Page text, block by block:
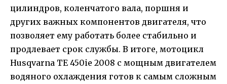
цилиндров, коленчатого вала, поршня и
других важных компонентов двигателя, что
позволяет ему работать более стабильно и
продлевает срок службы. В итоге, мотоцикл
Husqvarna TE 450ie 2008 с мощным двигателем
водяного охлаждения готов к самым сложным